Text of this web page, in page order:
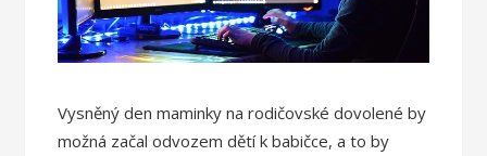
Vysněný den maminky na rodičovské dovolené by
možná začal odvozem dětí k babičce, a to by